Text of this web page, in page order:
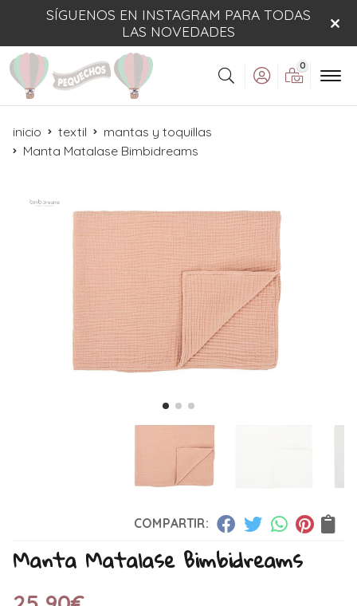
SÍGUENOS EN INSTAGRAM PARA TODAS
LAS NOVEDADES
Buscar
0
inicio textil
mantas y toquillas
Manta Matalase Bimbidreams
COMPARTIR:
Manta Matalase Bimbidreams